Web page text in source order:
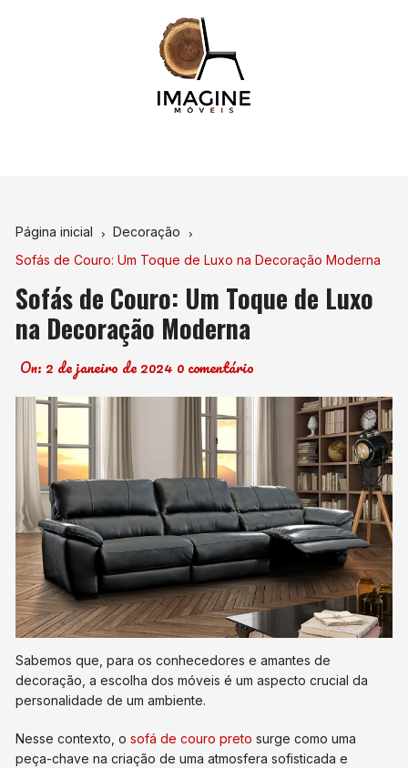
Página inicial
Decoração
Sofás de Couro: Um Toque de Luxo na Decoração Moderna
Sofás de Couro: Um Toque de Luxo
na Decoração Moderna
On: 2 de janeiro de 2024 0 comentário
Sabemos que, para os conhecedores e amantes de
decoração, a escolha dos móveis é um aspecto crucial da
personalidade de um ambiente.
Nesse contexto, osofá de couro preto surge como uma
peça-chave na criação de uma atmosfera sofisticada e